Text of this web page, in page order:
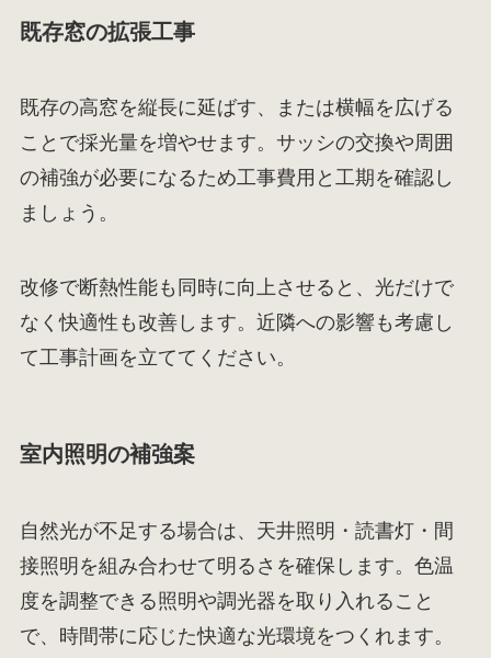
既存窓の拡張工事
既存の高窓を縦長に延ばす、または横幅を広げる
ことで採光量を増やせます。サッシの交換や周囲
の補強が必要になるため工事費用と工期を確認し
ましょう。
改修で断熱性能も同時に向上させると、光だけで
なく快適性も改善します。近隣への影響も考慮し
て工事計画を立ててください。
室内照明の補強案
自然光が不足する場合は、天井照明・読書灯・間
接照明を組み合わせて明るさを確保します。色温
度を調整できる照明や調光器を取り入れること
で、時間帯に応じた快適な光環境をつくれます。